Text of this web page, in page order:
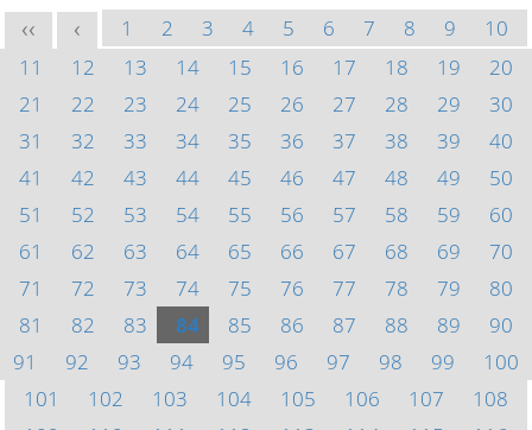
<< < 1 2 3 4 5 6 7 8 9
10
11
12 13 14 15 16 17 18 19
20
21
22 23 24 25 26 27 28 29
30
31
32 33 34 35 36 37 38 39
40
41
42 43 44 45 46 47 48 49
50
51
52 53 54 55 56 57 58 59
60
61
62 63 64 65 66 67 68 69
70
71
72 73 74 75 76 77 78 79
80
81
82 83 84 85 86 87 88 89
90
91
92 93 94 95 96 97 98 99
100
101
102 103 104 105 106 107
108